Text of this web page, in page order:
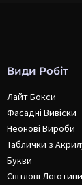
Види Робіт
Лайт Бокси
Фасадні Вивіски
Неонові Вироби
Таблички з
Букви
Світлові Логотипи